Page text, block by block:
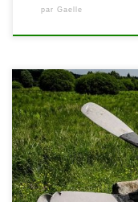
par Gaelle
Samedi 19 octobre, à
Prusse (qui formera
met la main sur les
Pendant plus d’un